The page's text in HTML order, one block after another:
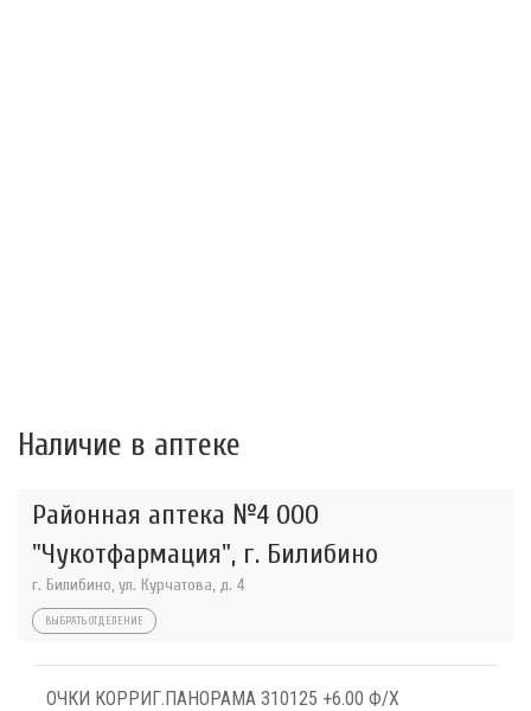
Наличие в аптеке
Районная аптека №4 ООО
"Чукотфармация", г. Билибино
г. Билибино, ул. Курчатова, д. 4
ВЫБРАТЬ ОТДЕЛЕНИЕ
ОЧКИ КОРРИГ.ПАНОРАМА 310125 +6.00 Ф/Х